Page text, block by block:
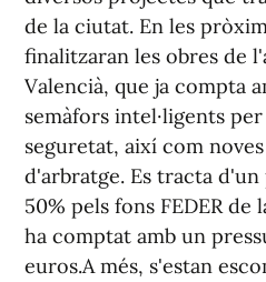
de la ciutat. En les
finalitzaran les obres de
Valencià, que ja compta
semàfors intel·ligents
seguretat, així com
d'arbratge. Es tracta
50% pels fons FEDER de
ha comptat amb un
euros.A més, s'estan